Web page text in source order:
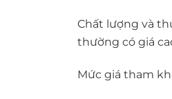
Chất lượng và
thường có giá
Mức giá tham